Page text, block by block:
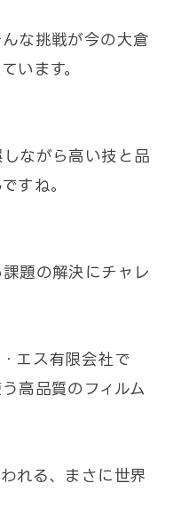
な挑戦が今の大倉
います。
ながら高い技と品
すね。
題の解決にチャレ
エス有限会社で
高品質のフィルム
れる、まさに世界